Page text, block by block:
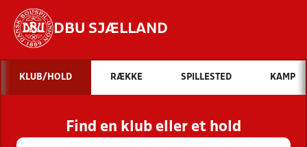
DBU SJÆLLAND
Hvad vil du søge efter?
INDHOLD OG NYHEDER
STILLINGER, RESULTATER, KLUBBER OG
HOLD
KLUB/HOLD RÆKKE SPILLESTED KAMP
Find en klub eller et hold